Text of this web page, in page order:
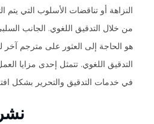
النزاهة أو تناقضات الأسلوب التي يتم
من خلال التدقيق اللغوي. الجانب
هو الحاجة إلى العثور على مترجم
التدقيق اللغوي. تتمثل إحدى مزايا
في خدمات التدقيق والتحرير بشكل